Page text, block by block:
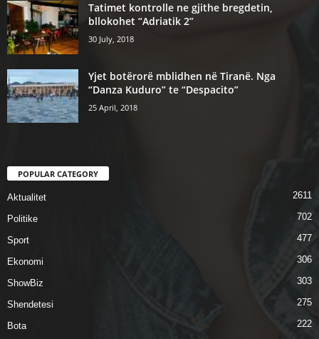
Tatimet kontrolle ne gjithe bregdetin,
bllokohet “Adriatik 2”
30 July, 2018
Yjet botërorë mblidhen në Tiranë. Nga
“Danza Kuduro” te “Despacito”
25 April, 2018
POPULAR CATEGORY
Aktualitet 2611
Politike 702
Sport 477
Ekonomi 306
ShowBiz 303
Shendetesi 275
Bota 222